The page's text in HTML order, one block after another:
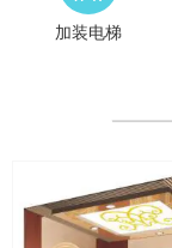
加装电梯